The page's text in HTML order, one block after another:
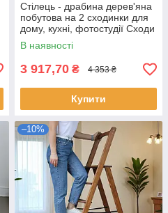
Стілець - драбина дерев'яна
побутова на 2 сходинки для
дому, кухні, фотостудії Сходи
трансформер побутові
розкладні
В наявності
3 917,70 ₴ 4 353 ₴
Купити
–10%